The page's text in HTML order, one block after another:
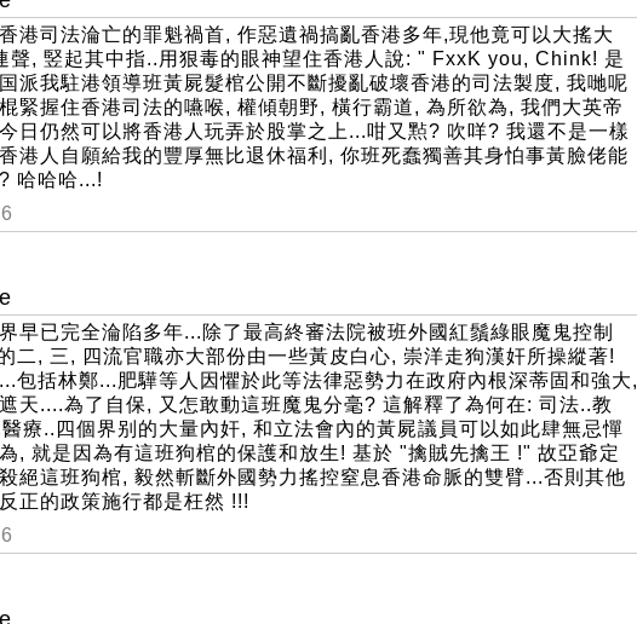
港司法淪亡的罪魁禍首, 作惡遺禍搞亂香港多年,現他竟可以大搖大
聲, 竪起其中指..用狠毒的眼神望住香港人說: " FxxK you, Chink! 是
派我駐港領導班黃屍髮棺公開不斷擾亂破壞香港的司法製度, 我哋呢
緊握住香港司法的嚥喉, 權傾朝野, 橫行霸道, 為所欲為, 我們大英帝
日仍然可以將香港人玩弄於股掌之上...咁又㸃? 吹咩? 我還不是一樣
港人自願給我的豐厚無比退休福利, 你班死蠢獨善其身怕事黃臉佬能
哈哈哈...!
早已完全淪陷多年...除了最高終審法院被班外國紅鬚綠眼魔鬼控制
二, 三, 四流官職亦大部份由一些黃皮白心, 崇洋走狗漢奸所操縱著!
包括林鄭...肥驊等人因懼於此等法律惡勢力在政府內根深蒂固和強大,
天....為了自保, 又怎敢動這班魔鬼分毫? 這解釋了為何在: 司法..教
療..四個界别的大量內奸, 和立法會內的黃屍議員可以如此肆無忌憚
, 就是因為有這班狗棺的保護和放生! 基於 "擒賊先擒王 !" 故亞爺定
絕這班狗棺, 毅然斬斷外國勢力搖控窒息香港命脈的雙臂...否則其他
正的政策施行都是枉然 !!!